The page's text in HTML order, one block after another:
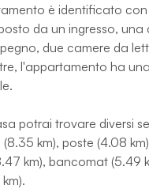
è identificato con
da un ingresso, una
due camere da
l'appartamento ha
potrai trovare diversi
km), poste (4.08
km), bancomat (5.49